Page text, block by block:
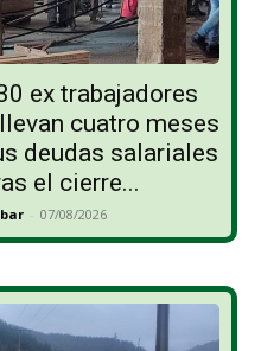
ex trabajadores
cuatro meses
deudas salariales
el cierre...
- 07/08/2026